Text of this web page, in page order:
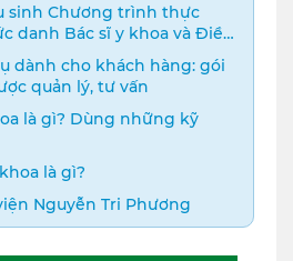
sinh Chương trình thực
danh Bác sĩ y khoa và Điều
dành cho khách hàng: gói
quản lý, tư vấn
là gì? Dùng những kỹ
là gì?
Nguyễn Tri Phương